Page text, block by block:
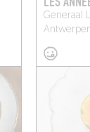
Generaal
Antwerpen